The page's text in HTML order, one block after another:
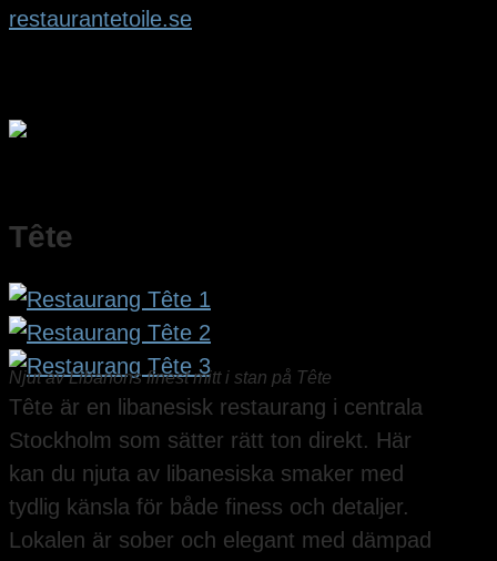
restaurantetoile.se
Tête
Njut av Libanons finest mitt i stan på Tête
Tête är en libanesisk restaurang i centrala
Stockholm som sätter rätt ton direkt. Här
kan du njuta av libanesiska smaker med
tydlig känsla för både finess och detaljer.
Lokalen är sober och elegant med dämpad